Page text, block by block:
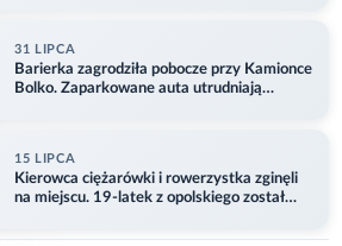
31 LIPCA
Barierka zagrodziła pobocze przy Kamionce
Bolko. Zaparkowane auta utrudniają
15 LIPCA
Kierowca ciężarówki i rowerzystka zginęli
na miejscu. 19-latek z opolskiego został